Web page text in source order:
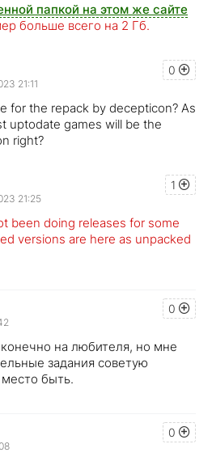
папкой на этом же сайте
больше всего на 2 Гб.
0
21:11
for the repack by decepticon? As
uptodate games will be the
right?
1
21:25
been doing releases for some
versions are here as unpacked
0
на любителя, но мне
задания советую
быть.
0